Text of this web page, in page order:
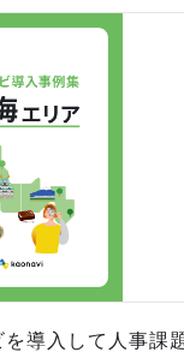
導入して人事課